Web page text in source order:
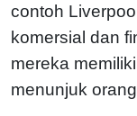
contoh
komersial dan
mereka
menunjuk